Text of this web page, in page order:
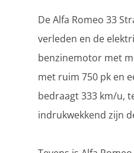
De Alfa Romeo 33
verleden en de
benzinemotor met
met ruim 750 pk en
bedraagt 333 km/u,
indrukwekkend zijn